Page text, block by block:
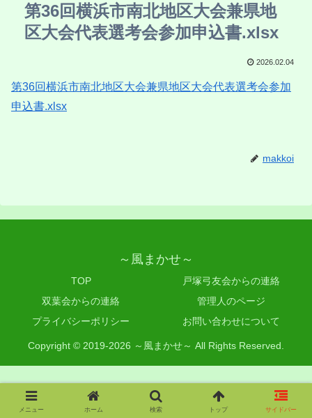
第36回横浜市南北地区大会兼県地
区大会代表選考会参加申込書.xlsx
2026.02.04
第36回横浜市南北地区大会兼県地区大会代表選考会参加
申込書.xlsx
makkoi
～風まかせ～
TOP
戸塚弓友会からの連絡
双葉会からの連絡
管理人のページ
プライバシーポリシー
お問い合わせについて
Copyright © 2019-2026 ～風まかせ～ All Rights Reserved.
メニュー ホーム 検索 トップ サイドバー